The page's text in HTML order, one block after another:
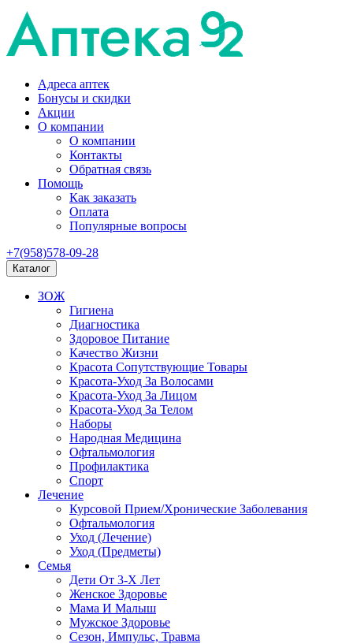
Адреса аптек
Бонусы и скидки
Акции
О компании
О компании
Контакты
Обратная связь
Помощь
Как заказать
Оплата
Популярные вопросы
+7(958)578-09-28
Каталог
ЗОЖ
Гигиена
Диагностика
Здоровое Питание
Качество Жизни
Красота Сопутствующие Товары
Красота-Уход За Волосами
Красота-Уход За Лицом
Красота-Уход За Телом
Наборы
Народная Медицина
Офтальмология
Профилактика
Спорт
Лечение
Курсовой Прием/Хронические Заболевания
Офтальмология
Уход (Лечение)
Уход (Предметы)
Семья
Дети От 3-Х Лет
Женское Здоровье
Мама И Малыш
Мужское Здоровье
Сезон, Импульс, Травма